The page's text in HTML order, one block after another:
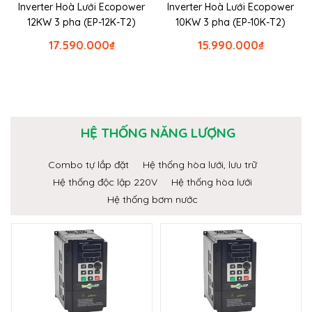
Inverter Hoà Lưới Ecopower
12KW 3 pha (EP-12K-T2)
₫
17.590.000
Inverter Hoà Lưới Ecopower
10KW 3 pha (EP-10K-T2)
₫
15.990.000
HỆ THỐNG NĂNG LƯỢNG
Combo tự lắp đặt
Hệ thống hòa lưới, lưu trữ
Hệ thống độc lập 220V
Hệ thống hòa lưới
Hệ thống bơm nước